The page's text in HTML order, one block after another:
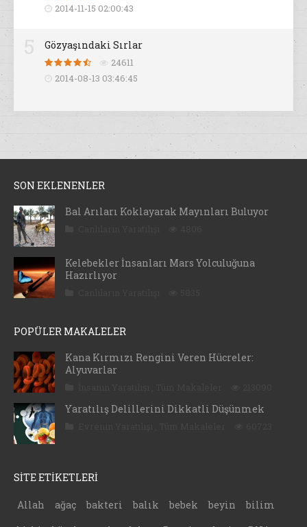
2014-11-15 02:00:43
Gözyaşındaki Sırlar
24611
2014-08-13 03:46:45
SON EKLENENLER
Bal Arıları Koklayarak Mayınları Buluyor
Kelebekler İnsanları Mars Yolculuğuna
Hazırlıyor
POPÜLER MAKALELER
Kana Kırmızı Rengini Veren Hücreler:
Alyuvarlar
Yaratılış Delillerini Dikkatli Düşünmek
SİTE ETİKETLERİ
Allah ağaç bakteri balık bebek beyin
bilim